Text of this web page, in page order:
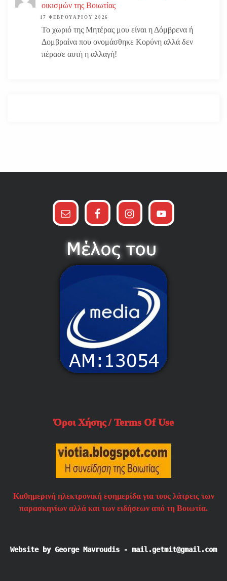
οικισμών της Βοιωτίας
17 ΦΕΒΡΟΥΑΡΊΟΥ 2026
Το χωριό της Μητέρας μου είναι η Δόμβρενα ή
Δομβραίνα που ονομάσθηκε Κορύνη αλλά δεν
πέρασε αυτή η αλλαγή!
Όροι Χήσης / Terms Of Use
Καθημερινή ηλεκτρονική εφημερίδα για τους λάτρεις των
παρασκηνίων αλλά και των ειδήσεων από τη Βοιωτία.
Website by George Mavroudis - mail.getmit@gmail.com